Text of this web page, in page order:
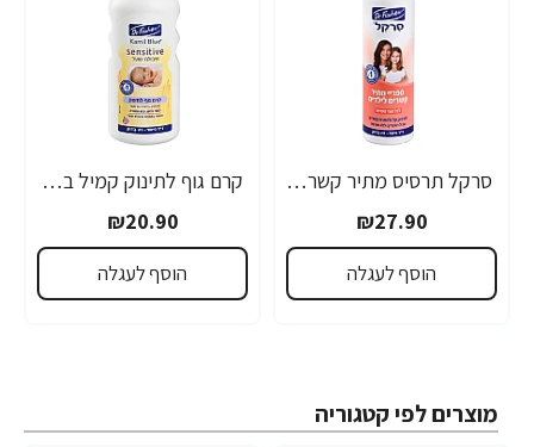
סרקל תרסיס מתיר קשרים לילדים 340 מ"ל - ד"ר פישר
₪27.90
הוסף לעגלה
קרם גוף לתינוק קמיל בלו סנסטיב שיבולת שועל 500 מ"ל - ד"ר פישר
₪20.90
הוסף לעגלה
מוצרים לפי קטגוריה